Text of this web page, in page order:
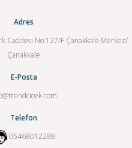
Adres
Caddesi No:127/F Çanakkale Merkez/
Çanakkale
E-Posta
Telefon
05468012288